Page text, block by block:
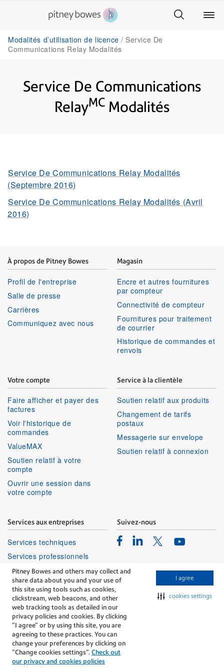
Pitney Bowes and others may collect and
share data about you and your use of
this site using tools such as cookies,
clickstream, web beacons, and other
web tracking tools as detailed in our
privacy policies and cookies. By clicking
“I agree” or by using this site, you are
agreeing to these practices. You can
change your preferences by clicking on
“Change cookies settings”. Check out
our privacy and cookies policies
I agree
cookies settings
Modalités d’utilisation de licence
Service De
Communications Relay Modalités
Service De Communications
RelayMC Modalités
Service De Communications Relay Modalités
(Septembre 2016)
Service De Communications Relay Modalités (Avril
2016)
À propos de Pitney Bowes
Profil de l'entreprise
Salle de presse
Carrières
Communiquez avec nous
Magasin
Encre et autres fournitures
par compteur
Connectivité de compteur
Fournitures pour traitement
de courrier
Historique de commandes et
renvois
Votre compte
Faire afficher et payer des
factures
Voir l'historique de
commandes
ValueMAX
Soutien relatif à votre
compte
Ouvrir une session dans
votre compte
Service à la clientèle
Soutien relatif aux produits
Changement de tarifs
postaux
Messagerie sur envelope
Soutien relatif à connexion
Services aux entreprises
Services techniques
Services professionnels
Suivez-nous
FacebookLinkedinTwitterYoutube
The technology behind
every important delivery.
Modalités
Confidentialité
Politique Relative Aux Cookies
©Pitney Bowes Inc., 1996-2026. Tous droits réservés.